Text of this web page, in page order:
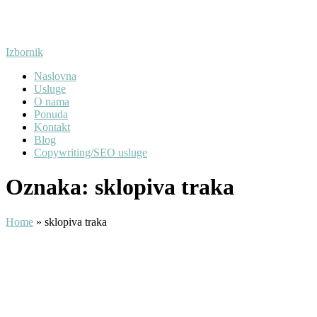
Izbornik
Naslovna
Usluge
O nama
Ponuda
Kontakt
Blog
Copywriting/SEO usluge
Oznaka: sklopiva traka
Home » sklopiva traka